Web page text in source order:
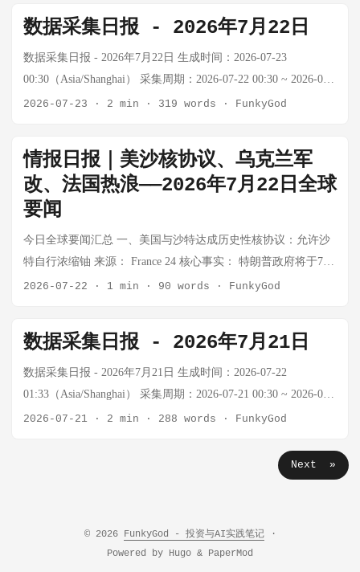
素" 伊朗援俄通道面临被切断的现实压力 这一打击与美媒报道
的海湾国家空袭伊朗形成呼应，显示伊朗正同时在东线（乌克
兰方向）和西线（海湾方向）承受军事压力。 🟡 三、特朗普宣
布第四次竞选总统——国内政治困境叠加外交败局 原文链接：
特朗普突然宣布：将第四次竞选总统！他头戴印有"特朗普
竞选总统。其核心论调是"我已经有经验了，将再次出马"。 民
调数据（7月16日发布）： 总体支持率仅37%，不支持率高达
61% "强烈支持"比例降至15%的历史新低 在伊朗问题上，不支
持率升至69% 68%的美国人认为伊朗战争"不值得打" 67%预计
未来一年美国经济将进一步恶化 分析：特朗普宣布2028年再
根基 共和党分裂：在伊朗问题上，共和党内部乐观情绪同样有
接：加拿大独自庆祝，"没邀请美方" 核心事实：7月24日，加拿
大独自举行了连接温莎市与底特律的戈迪·豪跨国大桥开通剪彩
仪式，未邀请美方代表。大桥由加拿大全额投资64亿加元（约
公告，对从加拿大进口的数百项商品加征50%关税，加方随即反
制。 分析：戈迪·豪大桥事件是美加关系的缩影： 美国在基础
疑。黑石集团同期公布AI基建投资利润飙升26%，与科技股暴
层"转移。特斯拉的跌幅尤其值得警惕：市场可能在重新定价自
动驾驶故事的现实边界。如果FSD完全自动驾驶的时间表再度推
迟，特斯拉的估值逻辑将面临根本性挑战。 习近平在世界AI大
心事实：7月17日，国家主席习近平在上海出席2026世界人工智
能大会暨人工智能全球治理高级别会议开幕式，发表题为《携
手构建公正合理的全球人工智能治理体系》的主旨讲话。习近
平提出四点意见：开放共赢驱动创新、强化风险意识安全可
控、包容并蓄促进文明互鉴、和衷共济完善全球治理。 分析：
本次大会最重要的成果是世界人工智能合作组织在上海成立。
中方宣布未来5年向发展中国家提供5000个人工智能专题培训名
家落地。这套"AI版一带一路"叙事，核心逻辑是：用中国的AI
能力输出换全球治理话语权，用发展中国家市场换技术标准的
兼容性。但实际落地效果取决于：这些国家是否有足够的基础
设施和人才来承接。 黑石AI投资利润飙升26%：基建层的确定
益大涨26%至19.8亿美元，核心驱动力来自人工智能相关投资。
这家顶级资管巨头在全美AI基建赛道多板块投资兑现收益，覆
赢，它们都需要数据中心、用电设施、冷却系统——而这些是
布 7/23美联储发布褐皮书显示美国经济以"轻微至温和"速度增
募基金二季度持仓公布 张坤、刘彦春减持白酒加仓AI产业链持
Murban原油单日暴涨+20.71%，突破$108 WTI自7/22 $86.68，
两日累计涨幅约+7%，突破$90重要整数关口 布伦特突破$100，
为年内首次，全球能源价格重置 天然气相对平稳（+0.10%），
原油涨幅显著分化 ₿ 加密货币 状态：外部价格
API（Tavily/Firecrawl/CoinGecko）额度全部耗尽，BTC实时价
格暂无法获取。 近期参考（7/14最后数据）： ...
步行返回加沙北部家园。此前已有超过200名人质被哈马斯从以
色列南部社区带走，至今仍有大量人质未获释。 分析：停火换
囚模式暂时缓解了加沙人道危机，但"换完即停"的结构意味着双
方缺乏建立长期信任的基础。以色列国内对被释人质身体状况
列极右翼内阁成员已明确反对部分巴勒斯坦人返回北部。 海底
电缆遭破坏疑云：北约首次启动集体响应 来源：Suspected
Sabotage of Deep-Sea Cable Triggers First NATO-Led Response 核
触动北约神经。 分析：海底电缆承载全球95%以上的洲际数据
艇曾被怀疑在波罗的海和北大西洋活动过，但北约从未以"电缆
事意义——是在用集体防御的模糊地带来威慑可能的挑衅者。
真正的困境在于：海底电缆归属复杂（私人/国有混合），溯源
极难，防御成本极高。 德国经济模式失灵：出口导向神话的终
a Plan B 核心事实：德国经济2026年持续低迷，WSJ刊发重磅分
叠加，让这个曾经的欧洲经济火车头面临结构性失速。 分析：
德国的困境本质是"对华一体化红利"的终结。过去二十年，德国
数据采集日报 - 2026年7月22日
数据采集日报 - 2026年7月22日 生成时间：2026-07-23
00:30（Asia/Shanghai） 采集周期：2026-07-22 00:30 ~ 2026-07-
23 00:30（24小时） 📊 今日市场概览 资产 价格 24h涨跌幅 关键
$86.68/桶 +2.77% oilprice.com实时数据（7/22） 布伦特 $93.88/
桶 +3.15% 中东地缘溢价加速注入 上证指数 数据待确认 — 7/22
为正常交易日，数据待确认 USD/CNY — — API额度限制，数
据暂缺 注：Tavily/Firecrawl搜索API额度已耗尽（连续多日报错
432/402），BTC和黄金实时价格无法获取。原油数据通过
出数字主权原则 联合国全球网络安全常设机制首次会议，中国
道畅通 市场背景： 中东地缘紧张持续，原油价格继续上行 美联
储褐皮书即将发布（7/23），欧洲央行利率决议（7/24）临近 A
股公募基金二季度持仓"大挪移"——张坤、刘彦春减持白酒，加
格暂无法获取。 近期参考（7/14最后数据）： BTC/USD：
$62,509.93（当日-1.8%，恐慌指数22） 技术面：运行于
2026-07-23 · 2 min · 319 words · FunkyGod
情报日报｜美沙核协议、乌克兰军
改、法国热浪——2026年7月22日全球
要闻
今日全球要闻汇总 一、美国与沙特达成历史性核协议：允许沙
特自行浓缩铀 来源： France 24 核心事实： 特朗普政府将于7月
22日宣布与沙特达成广泛核协议，允许这个石油富国自行浓缩
会批准，料将在中东地缘政治格局中引发连锁反应 分析： 此协
议若落地，将是美国中东政策的重大转变。沙特获得铀浓缩能
力，实质上是在为未来可能的核武计划铺路——尽管利雅得方
面坚称仅用于和平目的。以色列对此强烈反对，美国国内亦存
治筹码，中东核不扩散体系将进一步瓦解。 二、乌克兰军改风
暴：军队总参谋长被解职 来源： France 24 核心事实： 在大规
哈伊洛·费多罗夫被解职，民众指控瑟尔斯基迫使部长下台，并
2026-07-22 · 1 min · 90 words · FunkyGod
数据采集日报 - 2026年7月21日
数据采集日报 - 2026年7月21日 生成时间：2026-07-22
01:33（Asia/Shanghai） 采集周期：2026-07-21 00:30 ~ 2026-07-
22 00:30（24小时） 📊 今日市场概览 资产 价格 24h涨跌幅 关键
用 黄金 ~$4,012.8/oz -0.15% COMEX黄金7/20收盘价 WTI原油
$84.23/桶 +2.12% 7/21 oilprice.com实时数据 布伦特 $91.07/桶
Tavily/Firecrawl搜索API额度已耗尽（连续多日报错432/402），
2026-07-21 · 2 min · 288 words · FunkyGod
Next »
© 2026 FunkyGod - 投资与AI实践笔记 ·
Powered by Hugo & PaperMod